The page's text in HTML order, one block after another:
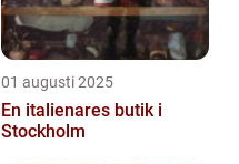
01 augusti 2025
En italienares butik i
Stockholm